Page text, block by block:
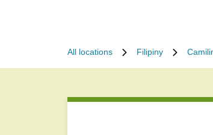
All locations Filipiny